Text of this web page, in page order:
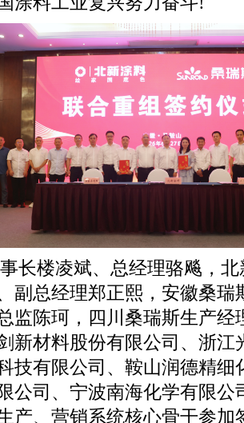
长楼凌斌、总经理骆飚，
副总经理郑正熙，安徽桑瑞
监陈珂，四川桑瑞斯生产经
新材料股份有限公司、浙江
技有限公司、鞍山润德精细
公司、宁波南海化学有限公
产、营销系统核心骨干参加